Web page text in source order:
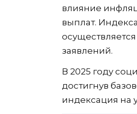
влияние
выплат.
заявлений.
В 2025 году
достигнув
индексация на